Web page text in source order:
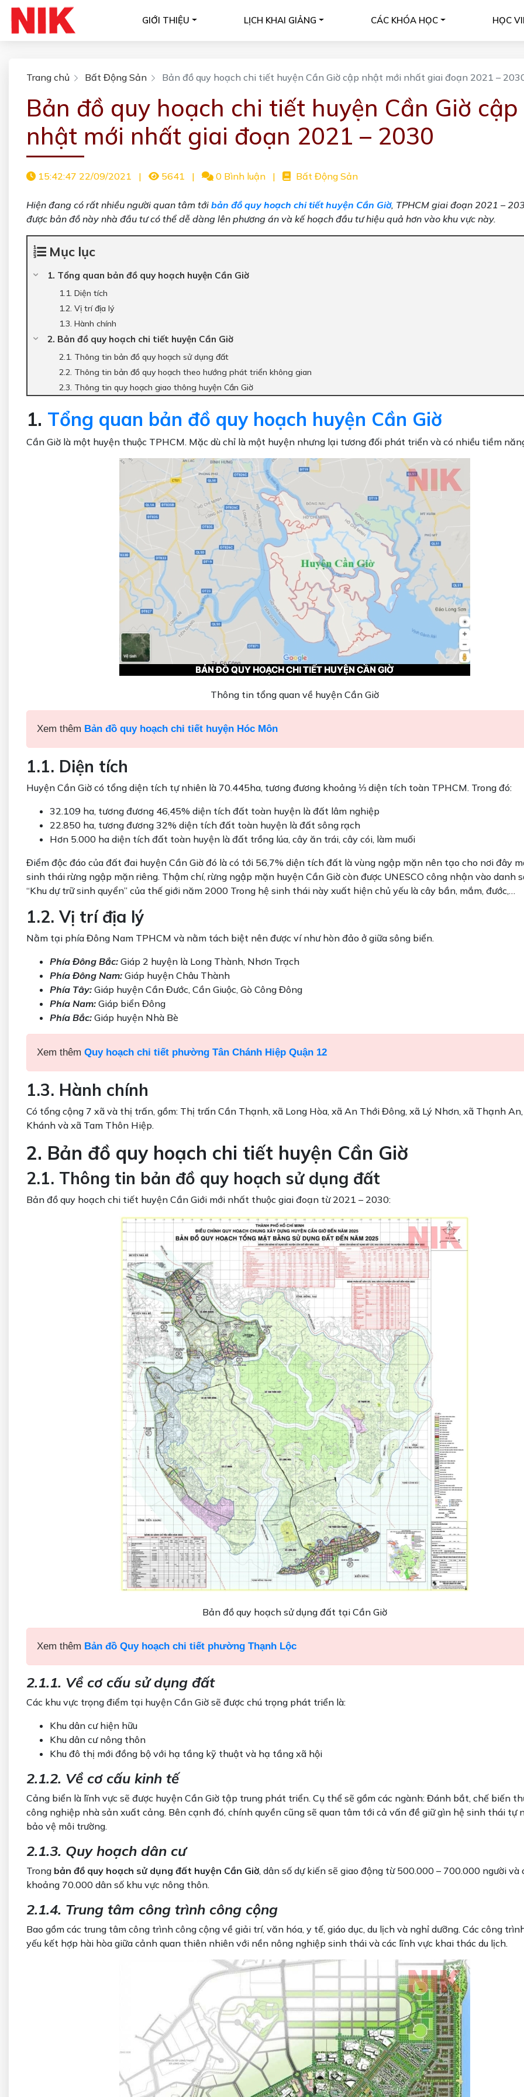
GIỚI THIỆU LỊCH KHAI GIẢNG CÁC KHÓA HỌC HỌC
Trang chủ Bất Động Sản Bản đồ quy hoạch chi tiết huyện Cần Giờ cập nhật mới nhất giai đoạn 2021 –
Bản đồ quy hoạch chi tiết huyện Cần Giờ cập
nhật mới nhất giai đoạn 2021 – 2030
15:42:47 22/09/2021 | 5641 | 0 Bình luận | Bất Động Sản
Hiện đang có rất nhiều người quan tâm tới bản đồ quy hoạch chi tiết huyện Cần Giờ, TPHCM giai đoạn 2021 –
được bản đồ này nhà đầu tư có thể dễ dàng lên phương án và kế hoạch đầu tư hiệu quả hơn vào khu vực này.
Mục lục
1. Tổng quan bản đồ quy hoạch huyện Cần Giờ
1.1. Diện tích
1.2. Vị trí địa lý
1.3. Hành chính
2. Bản đồ quy hoạch chi tiết huyện Cần Giờ
2.1. Thông tin bản đồ quy hoạch sử dụng đất
2.2. Thông tin bản đồ quy hoạch theo hướng phát triển không gian
2.3. Thông tin quy hoạch giao thông huyện Cần Giờ
1. Tổng quan bản đồ quy hoạch huyện Cần Giờ
Cần Giờ là một huyện thuộc TPHCM. Mặc dù chỉ là một huyện nhưng lại tương đối phát triển và có nhiều tiềm
Thông tin tổng quan về huyện Cần Giờ
Xem thêm Bản đồ quy hoạch chi tiết huyện Hóc Môn
1.1. Diện tích
Huyện Cần Giờ có tổng diện tích tự nhiên là 70.445ha, tương đương khoảng ⅓ diện tích toàn TPHCM. Trong đó:
32.109 ha, tương đương 46,45% diện tích đất toàn huyện là đất lâm nghiệp
22.850 ha, tương đương 32% diện tích đất toàn huyện là đất sông rạch
Hơn 5.000 ha diện tích đất toàn huyện là đất trồng lúa, cây ăn trái, cây cói, làm muối
Điểm độc đáo của đất đai huyện Cần Giờ đó là có tới 56,7% diện tích đất là vùng ngập mặn nên tạo cho nơi đây
sinh thái rừng ngập mặn riêng. Thậm chí, rừng ngập mặn huyện Cần Giờ còn được UNESCO công nhận vào danh
“Khu dự trữ sinh quyển” của thế giới năm 2000 Trong hệ sinh thái này xuất hiện chủ yếu là cây bần, mắm, đước,…
1.2. Vị trí địa lý
Nằm tại phía Đông Nam TPHCM và nằm tách biệt nên được ví như hòn đảo ở giữa sông biển.
Phía Đông Bắc: Giáp 2 huyện là Long Thành, Nhơn Trạch
Phía Đông Nam: Giáp huyện Châu Thành
Phía Tây: Giáp huyện Cần Đước, Cần Giuộc, Gò Công Đông
Phía Nam: Giáp biển Đông
Phía Bắc: Giáp huyện Nhà Bè
Xem thêm Quy hoạch chi tiết phường Tân Chánh Hiệp Quận 12
1.3. Hành chính
Có tổng cộng 7 xã và thị trấn, gồm: Thị trấn Cần Thạnh, xã Long Hòa, xã An Thới Đông, xã Lý Nhơn, xã Thạnh
Khánh và xã Tam Thôn Hiệp.
2. Bản đồ quy hoạch chi tiết huyện Cần Giờ
2.1. Thông tin bản đồ quy hoạch sử dụng đất
Bản đồ quy hoạch chi tiết huyện Cần Giới mới nhất thuộc giai đoạn từ 2021 – 2030:
Bản đồ quy hoạch sử dụng đất tại Cần Giờ
Xem thêm Bản đồ Quy hoạch chi tiết phường Thạnh Lộc
2.1.1. Về cơ cấu sử dụng đất
Các khu vực trọng điểm tại huyện Cần Giờ sẽ được chú trọng phát triển là:
Khu dân cư hiện hữu
Khu dân cư nông thôn
Khu đô thị mới đồng bộ với hạ tầng kỹ thuật và hạ tầng xã hội
2.1.2. Về cơ cấu kinh tế
Cảng biển là lĩnh vực sẽ được huyện Cần Giờ tập trung phát triển. Cụ thể sẽ gồm các ngành: Đánh bắt, chế biến
công nghiệp nhà sản xuất cảng. Bên cạnh đó, chính quyền cũng sẽ quan tâm tới cả vấn đề giữ gìn hệ sinh thái tự
bảo vệ môi trường.
2.1.3. Quy hoạch dân cư
Trong bản đồ quy hoạch sử dụng đất huyện Cần Giờ, dân số dự kiến sẽ giao động từ 500.000 – 700.000 người và
khoảng 70.000 dân số khu vực nông thôn.
2.1.4. Trung tâm công trình công cộng
Bao gồm các trung tâm công trình công cộng về giải trí, văn hóa, y tế, giáo dục, du lịch và nghỉ dưỡng. Các công
yếu kết hợp hài hòa giữa cảnh quan thiên nhiên với nền nông nghiệp sinh thái và các lĩnh vực khai thác du lịch.